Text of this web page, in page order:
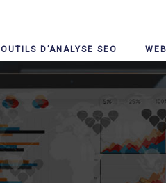
OUTILS D’ANALYSE SEO